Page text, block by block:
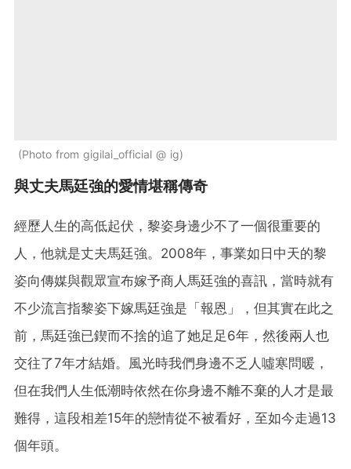
Photo from gigilai_official @ ig
與丈夫馬廷強的愛情堪稱傳奇
經歷人生的高低起伏，黎姿身邊少不了一個很重要的
人，他就是丈夫馬廷強。2008年，事業如日中天的黎
姿向傳媒與觀眾宣布嫁予商人馬廷強的喜訊，當時就有
不少流言指黎姿下嫁馬廷強是「報恩」，但其實在此之
前，馬廷強已鍥而不捨的追了她足足6年，然後兩人也
交往了7年才結婚。風光時我們身邊不乏人噓寒問暖，
但在我們人生低潮時依然在你身邊不離不棄的人才是最
難得，這段相差15年的戀情從不被看好，至如今走過13
個年頭。